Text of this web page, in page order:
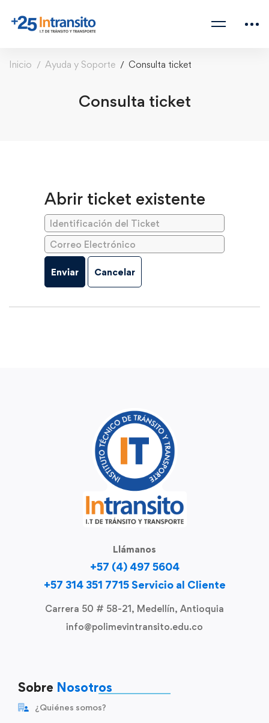
Inicio Ayuda y Soporte Consulta ticket
Consulta ticket
Abrir ticket existente
Enviar Cancelar
Llámanos
+57 (4) 497 5604
+57 314 351 7715 Servicio al Cliente
Carrera 50 # 58-21, Medellín, Antioquia
info@polimevintransito.edu.co
Sobre Nosotros
¿Quiénes somos?